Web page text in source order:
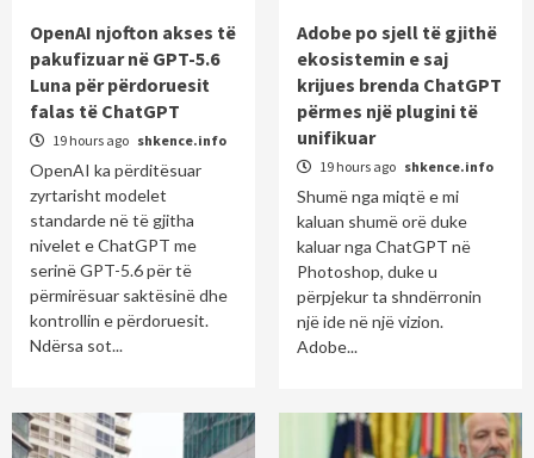
OpenAI njofton akses të
pakufizuar në GPT-5.6
Luna për përdoruesit
falas të ChatGPT
19 hours ago shkence.info
OpenAI ka përditësuar
zyrtarisht modelet
standarde në të gjitha
nivelet e ChatGPT me
serinë GPT-5.6 për të
përmirësuar saktësinë dhe
kontrollin e përdoruesit.
Ndërsa sot...
Adobe po sjell të gjithë
ekosistemin e saj
krijues brenda ChatGPT
përmes një plugini të
unifikuar
19 hours ago shkence.info
Shumë nga miqtë e mi
kaluan shumë orë duke
kaluar nga ChatGPT në
Photoshop, duke u
përpjekur ta shndërronin
një ide në një vizion.
Adobe...